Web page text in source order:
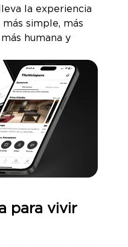
la experiencia
simple, más
humana y
para vivir